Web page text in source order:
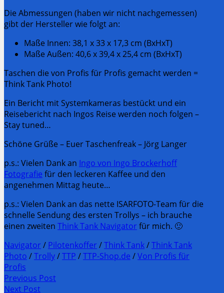
Die Abmessungen (haben wir nicht nachgemessen)
gibt der Hersteller wie folgt an:
Maße Innen: 38,1 x 33 x 17,3 cm (BxHxT)
Maße Außen: 40,6 x 39,4 x 25,4 cm (BxHxT)
Taschen die von Profis für Profis gemacht werden =
Think Tank Photo!
Ein Bericht mit Systemkameras bestückt und ein
Reisebericht nach Ingos Reise werden noch folgen –
Stay tuned…
Schöne Grüße – Euer Taschenfreak – Jörg Langer
p.s.: Vielen Dank an Ingo von Ingo Brockerhoff
Fotografie für den leckeren Kaffee und den
angenehmen Mittag heute…
p.s.: Vielen Dank an das nette ISARFOTO-Team für die
schnelle Sendung des ersten Trollys – ich brauche
einen zweiten Think Tank Navigator für mich. 🙂
Navigator / Pilotenkoffer /Think Tank/Think Tank
Photo /Trolly/TTP /TTP-Shop.de /Von Profis für
Profis
Post
Previous Post
Previous
Next Post